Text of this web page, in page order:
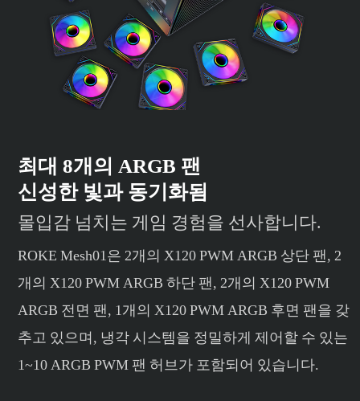
최대 8개의 ARGB 팬
신성한 빛과 동기화됨
몰입감 넘치는 게임 경험을 선사합니다.
ROKE Mesh01은 2개의 X120 PWM ARGB 상단 팬, 2
개의 X120 PWM ARGB 하단 팬, 2개의 X120 PWM
ARGB 전면 팬, 1개의 X120 PWM ARGB 후면 팬을 갖
추고 있으며, 냉각 시스템을 정밀하게 제어할 수 있는
1~10 ARGB PWM 팬 허브가 포함되어 있습니다.